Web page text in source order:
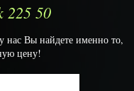
50
Вы найдете именно то,
цену!